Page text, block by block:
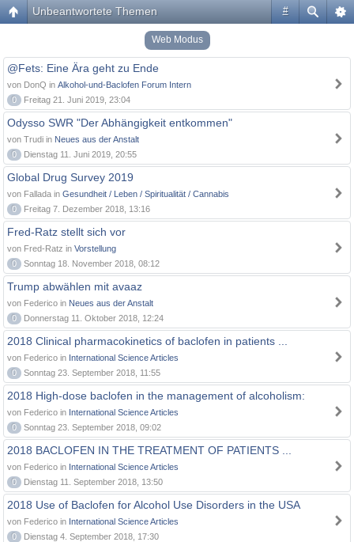
#
Unbeantwortete Themen
Web Modus
@Fets: Eine Ära geht zu Ende
von DonQ in Alkohol-und-Baclofen Forum Intern
0
Freitag 21. Juni 2019, 23:04
Odysso SWR "Der Abhängigkeit entkommen"
von Trudi in Neues aus der Anstalt
0
Dienstag 11. Juni 2019, 20:55
Global Drug Survey 2019
von Fallada in Gesundheit / Leben / Spiritualität / Cannabis
0
Freitag 7. Dezember 2018, 13:16
Fred-Ratz stellt sich vor
von Fred-Ratz in Vorstellung
0
Sonntag 18. November 2018, 08:12
Trump abwählen mit avaaz
von Federico in Neues aus der Anstalt
0
Donnerstag 11. Oktober 2018, 12:24
2018 Clinical pharmacokinetics of baclofen in patients ...
von Federico in International Science Articles
0
Sonntag 23. September 2018, 11:55
2018 High-dose baclofen in the management of alcoholism:
von Federico in International Science Articles
0
Sonntag 23. September 2018, 09:02
2018 BACLOFEN IN THE TREATMENT OF PATIENTS ...
von Federico in International Science Articles
0
Dienstag 11. September 2018, 13:50
2018 Use of Baclofen for Alcohol Use Disorders in the USA
von Federico in International Science Articles
0
Dienstag 4. September 2018, 17:30